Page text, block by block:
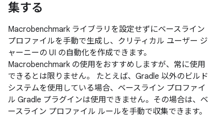
集する
Macrobenchmark ライブラリを設定せずにベースライン
プロファイルを手動で生成し、クリティカル ユーザー ジ
ャーニーの UI の自動化を作成できます。
Macrobenchmark の使用をおすすめしますが、常に使用
できるとは限りません。 たとえば、Gradle 以外のビルド
システムを使用している場合、ベースライン プロファイ
ル Gradle プラグインは使用できません。その場合は、ベ
ースライン プロファイル ルールを手動で収集できます。